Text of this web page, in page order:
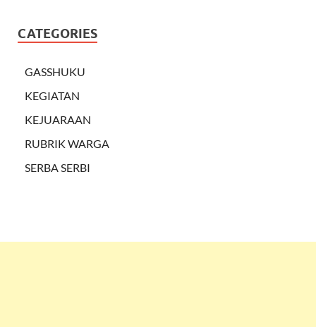
CATEGORIES
GASSHUKU
KEGIATAN
KEJUARAAN
RUBRIK WARGA
SERBA SERBI